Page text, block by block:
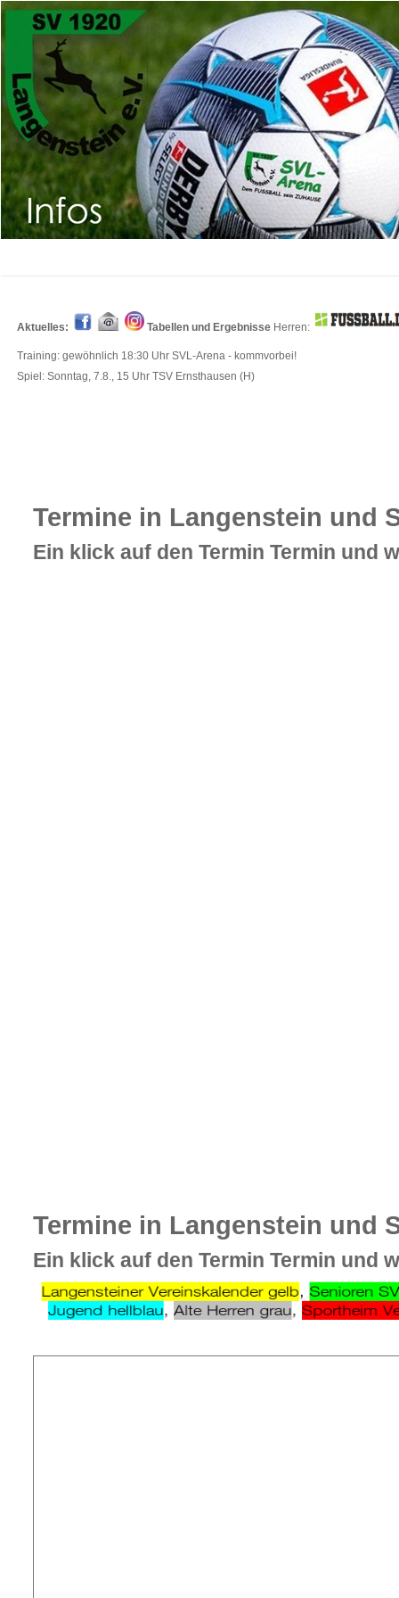
Aktue lles: Tabellen und Ergebnisse Herren:
Training: gewöhnlich 18:30 Uhr SVL-Arena - kommvorbei!
Spiel: Sonntag, 7.8., 15 Uhr TSV Ernsthausen (H)
Termine in Langenstein und
Ein klick auf den Termin Termin und
Termine in Langenstein und
Ein klick auf den Termin Termin und